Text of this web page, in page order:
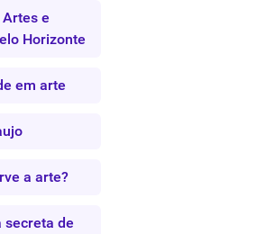
e
Horizonte
em arte
a arte?
secreta de